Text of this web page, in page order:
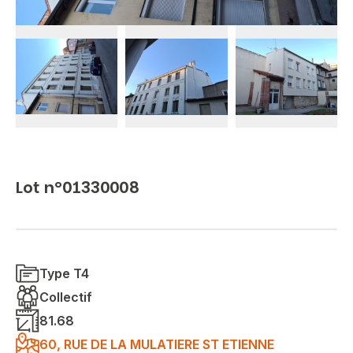
Lot n°01330008
Type T4
Collectif
81.68
60, RUE DE LA MULATIERE ST ETIENNE